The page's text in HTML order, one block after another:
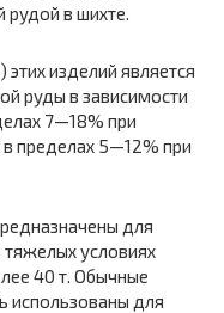
в шихте.
изделий является
руды в зависимости
7—18% при
пределах 5—12% при
для
условиях
40 т. Обычные
для